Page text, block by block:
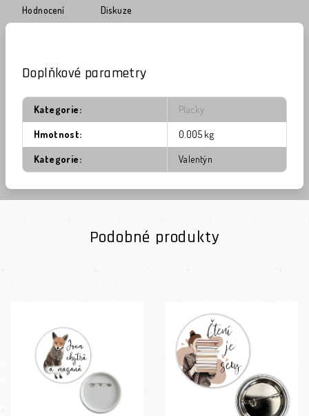
Hodnocení Diskuze
Doplňkové parametry
Kategorie: Placky
Hmotnost: 0.005 kg
Kategorie: Valentýn
Podobné produkty